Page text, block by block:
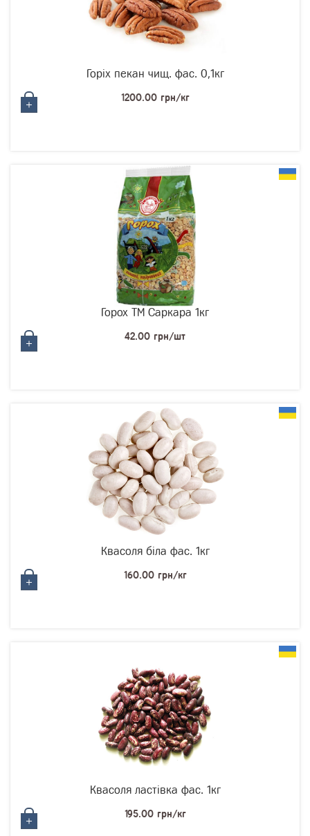
Горіх пекан чищ. фас. 0,1кг
1200.00 грн/кг
Горох ТМ Саркара 1кг
42.00 грн/шт
Квасоля біла фас. 1кг
160.00 грн/кг
Квасоля ластівка фас. 1кг
195.00 грн/кг